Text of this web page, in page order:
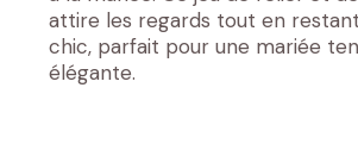
attire les regards tout en
chic, parfait pour une mariée
élégante.